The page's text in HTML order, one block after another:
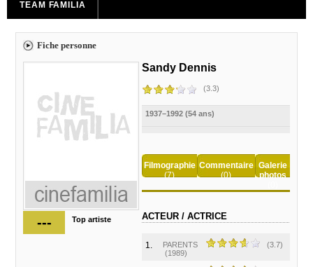
TEAM FAMILIA
Fiche personne
--- Top artiste
Sandy Dennis
(3.3)
1937–1992 (54 ans)
Filmographie
(7)
Commentaire
(0)
Galerie
photos
ACTEUR / ACTRICE
1.
PARENTS
(1989)
(3.7)